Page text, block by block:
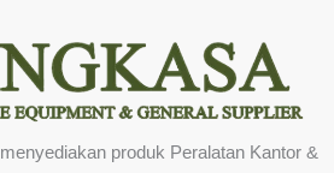
menyediakan produk Peralatan Kantor &